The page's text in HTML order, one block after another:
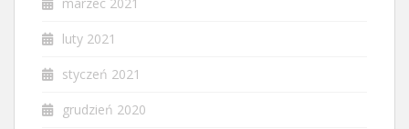
luty 2021
styczeń 2021
grudzień 2020